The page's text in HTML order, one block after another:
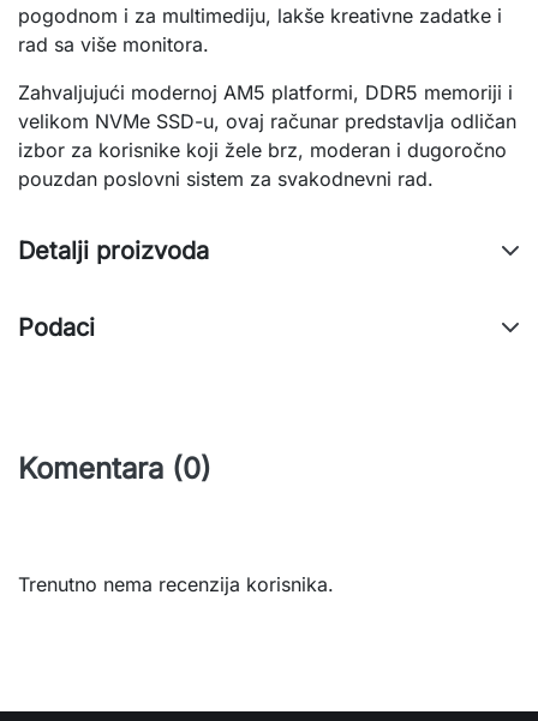
pogodnom i za multimediju, lakše kreativne zadatke i
rad sa više monitora.
Zahvaljujući modernoj AM5 platformi, DDR5 memoriji i
velikom NVMe SSD-u, ovaj računar predstavlja odličan
izbor za korisnike koji žele brz, moderan i dugoročno
pouzdan poslovni sistem za svakodnevni rad.
Detalji proizvoda
Podaci
Komentara (0)
Trenutno nema recenzija korisnika.